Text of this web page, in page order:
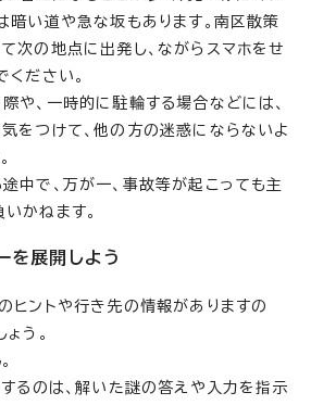
暗い道や急な坂もあります。南区散策
次の地点に出発し、ながらスマホをせ
ください。
や、一時的に駐輪する場合などには、
をつけて、他の方の迷惑にならないよ
中で、万が一、事故等が起こっても主
かねます。
を展開しよう
ヒントや行き先の情報がありますの
う。
るのは、解いた謎の答えや入力を指示